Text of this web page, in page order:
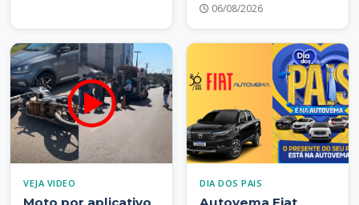
06/08/2026
VEJA VIDEO
Moto por aplicativo
DIA DOS PAIS
Autovema Fiat